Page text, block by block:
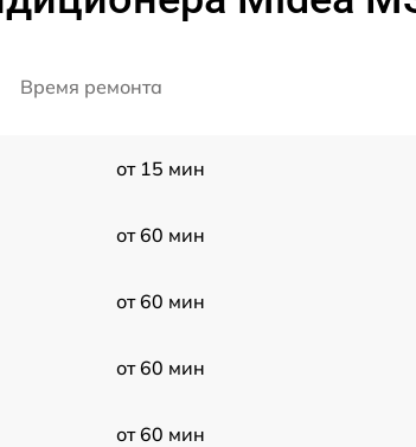
Время ремонта
от 15 мин
от 60 мин
от 60 мин
от 60 мин
от 60 мин